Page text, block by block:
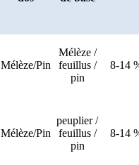
Mélèze/Pin
Mélèze /
feuillus /
pin
8-14
Mélèze/Pin
peuplier /
feuillus /
pin
8-14